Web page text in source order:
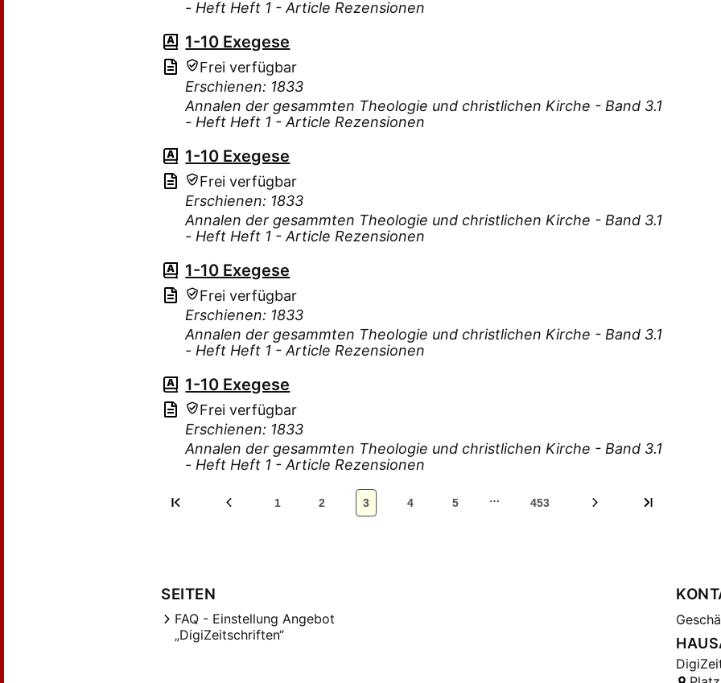
- Heft Heft 1 - Article Rezensionen
1-10 Exegese
Frei verfügbar
Erschienen: 1833
Annalen der gesammten Theologie und christlichen Kirche - Band 3.1
- Heft Heft 1 - Article Rezensionen
1-10 Exegese
Frei verfügbar
Erschienen: 1833
Annalen der gesammten Theologie und christlichen Kirche - Band 3.1
- Heft Heft 1 - Article Rezensionen
1-10 Exegese
Frei verfügbar
Erschienen: 1833
Annalen der gesammten Theologie und christlichen Kirche - Band 3.1
- Heft Heft 1 - Article Rezensionen
1-10 Exegese
Frei verfügbar
Erschienen: 1833
Annalen der gesammten Theologie und christlichen Kirche - Band 3.1
- Heft Heft 1 - Article Rezensionen
1 2 3 4 5 … 453
SEITEN
FAQ - Einstellung Angebot
„DigiZeitschriften“